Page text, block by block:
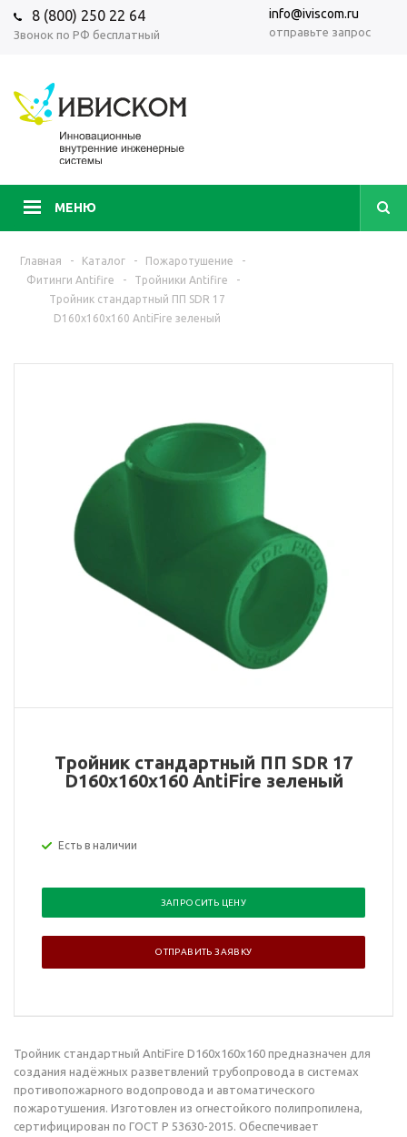
8 (800) 250 22 64
Звонок по РФ бесплатный
info@iviscom.ru
отправьте запрос
МЕНЮ
Главная - Каталог - Пожаротушение
-
Фитинги Antifire
- Тройники Antifire
-
Тройник стандартный ПП SDR 17
D160х160х160 AntiFire зеленый
Тройник стандартный ПП SDR 17
D160х160х160 AntiFire зеленый
Есть в наличии
ЗАПРОСИТЬ ЦЕНУ
ОТПРАВИТЬ ЗАЯВКУ
Тройник стандартный AntiFire D160х160х160 предназначен для
создания надёжных разветвлений трубопровода в системах
противопожарного водопровода и автоматического
пожаротушения. Изготовлен из огнестойкого полипропилена,
сертифицирован по ГОСТ Р 53630-2015. Обеспечивает